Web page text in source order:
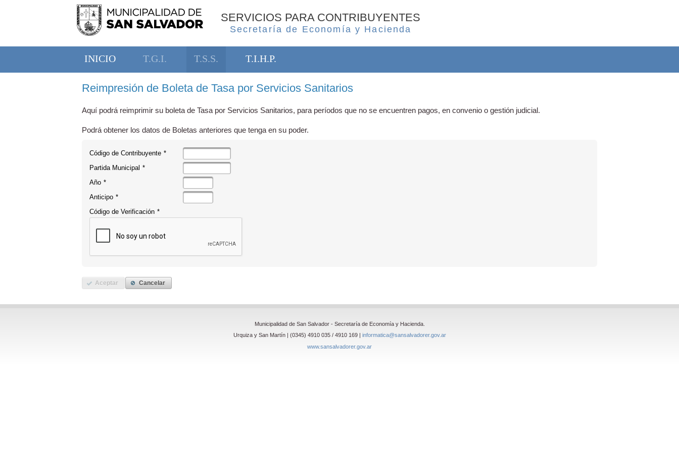
SERVICIOS PARA CONTRIBUYENTES
Secretaría de Economía y Hacienda
INICIO T.G.I. T.S.S. T.I.H.P.
Reimpresión de Boleta de Tasa por Servicios Sanitarios
Aquí podrá reimprimir su boleta de Tasa por Servicios Sanitarios, para períodos que no se encuentren pagos, en convenio o gestión judicial.
Podrá obtener los datos de Boletas anteriores que tenga en su poder.
Código de Contribuyente *
Partida Municipal *
Año *
Anticipo *
Código de Verificación *
Aceptar Cancelar
Municipalidad de San Salvador - Secretaría de Economía y Hacienda.
Urquiza y San Martín | (0345) 4910 035 / 4910 169 | informatica@sansalvadorer.gov.ar
www.sansalvadorer.gov.ar